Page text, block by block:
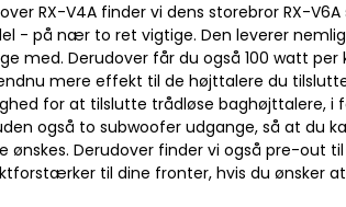
RX-V4A finder vi dens storebror RX-
- på nær to ret vigtige. Den leverer
med. Derudover får du også 100 watt
mere effekt til de højttalere du
for at tilslutte trådløse baghøjttalere, i
også to subwoofer udgange, så at du
ønskes. Derudover finder vi også pre-out
til dine fronter, hvis du ønsker